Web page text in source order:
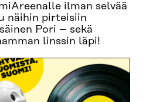
ilman selvää
näihin pirteisiin
Pori – sekä
linssin läpi!